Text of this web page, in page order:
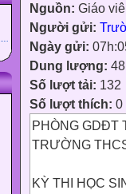
Nguồn: Giáo
Người gửi:
Ngày gửi:
Dung lượng:
Số lượt tải: 132
Số lượt thích: 0
PHÒNG
TRƯỜNG
KỲ THI HỌC